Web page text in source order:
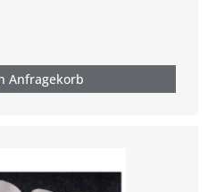
Anfragekorb